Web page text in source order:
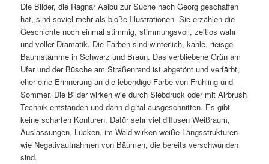
Die Bilder, die Ragnar Aalbu zur Suche nach Georg geschaffen
hat, sind soviel mehr als bloße Illustrationen. Sie erzählen die
Geschichte noch einmal stimmig, stimmungsvoll, zeitlos wahr
und voller Dramatik. Die Farben sind winterlich, kahle, rieisge
Baumstämme in Schwarz und Braun. Das verbliebene Grün am
Ufer und der Büsche am Straßenrand ist abgetönt und verfärbt,
eher eine Erinnerung an die lebendige Farbe von Frühling und
Sommer. Die Bilder wirken wie durch Siebdruck oder mit Airbrush
Technik entstanden und dann digital ausgeschnitten. Es gibt
keine scharfen Konturen. Dafür sehr viel diffusen Weißraum,
Auslassungen, Lücken, im Wald wirken weiße Längsstrukturen
wie Negativaufnahmen von Bäumen, die bereits verschwunden
sind.